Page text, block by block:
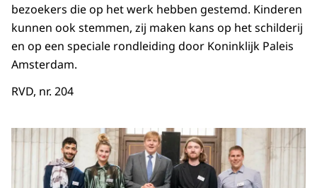
bezoekers die op het werk hebben gestemd. Kinderen
kunnen ook stemmen, zij maken kans op het schilderij
en op een speciale rondleiding door Koninklijk Paleis
Amsterdam.
RVD, nr. 204